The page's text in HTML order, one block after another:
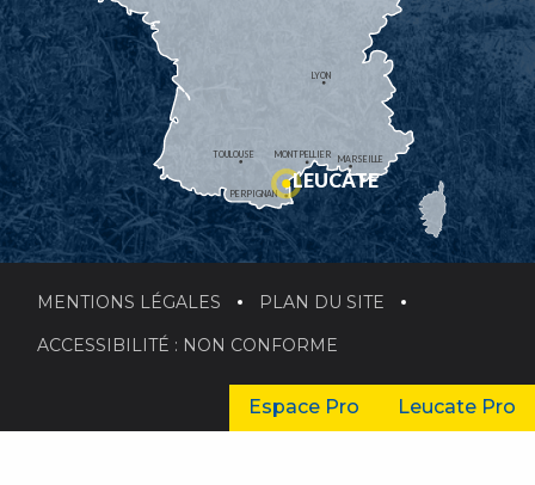
MONTPELLIER
PERPIGNAN
MARSEILLE
TOULOUSE
LYON
LEUCATE
MENTIONS LÉGALES PLAN DU SITE
ACCESSIBILITÉ : NON CONFORME
Espace Pro Leucate Pro